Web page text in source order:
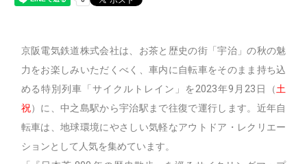
京阪電気鉄道株式会社は、お茶と歴史の街「宇治」の秋の魅
力をお楽しみいただくべく、車内に自転車をそのまま持ち込
める特別列車「サイクルトレイン」を2023年9月23日（土
祝）に、中之島駅から宇治駅まで往復で運行します。近年自
転車は、地球環境にやさしい気軽なアウトドア・レクリエー
ションとして人気を集めています。